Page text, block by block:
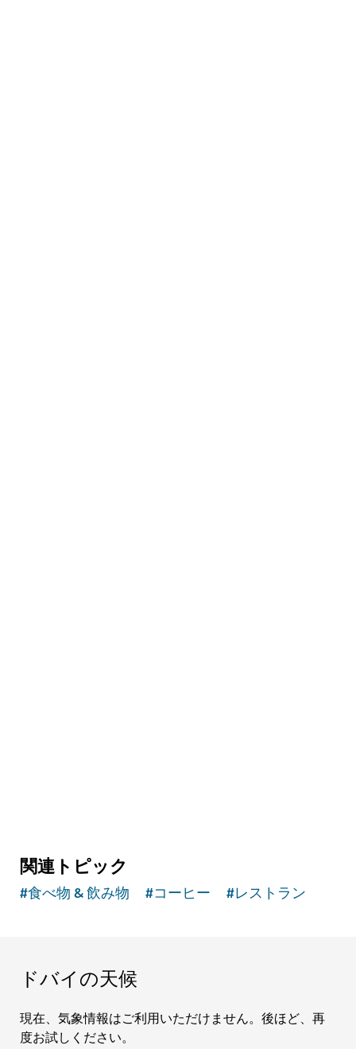
関連トピック
#食べ物 & 飲み物 #コーヒー #レストラン
ドバイの天候
現在、気象情報はご利用いただけません。後ほど、再
度お試しください。